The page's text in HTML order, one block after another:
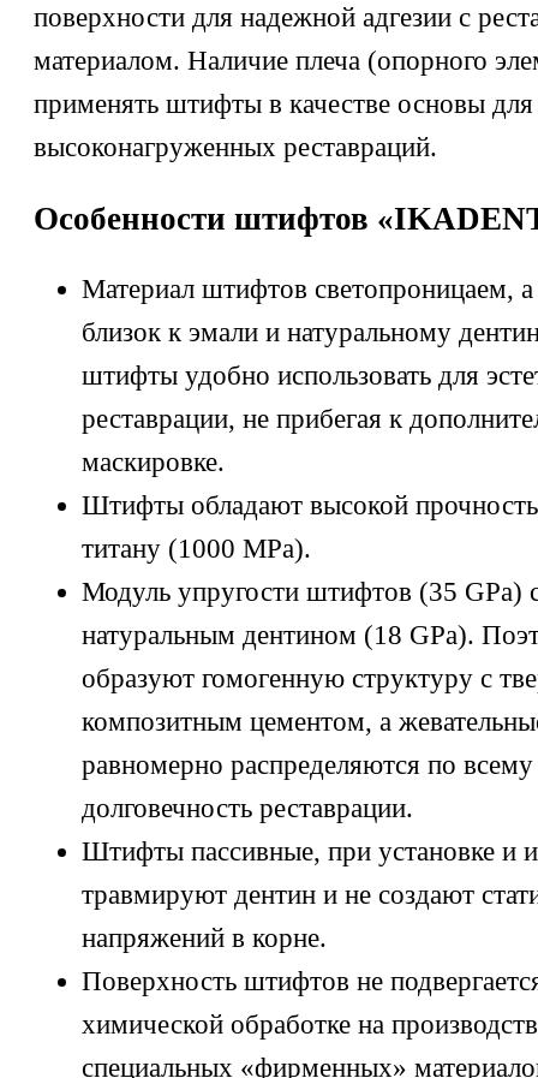
поверхности для надежной адгезии с
материалом. Наличие плеча (опорного
применять штифты в качестве основы
высоконагруженных реставраций.
Особенности штифтов
Материал штифтов светопроницаем, а
близок к эмали и натуральному
штифты удобно использовать для
реставрации, не прибегая к
маскировке.
Штифты обладают высокой
титану (1000 MPa).
Модуль упругости штифтов (35 GPa)
натуральным дентином (18 GPa).
образуют гомогенную структуру с
композитным цементом, а
равномерно распределяются по
долговечность реставрации.
Штифты пассивные, при установке и
травмируют дентин и не создают
напряжений в корне.
Поверхность штифтов не
химической обработке на
специальных «фирменных»